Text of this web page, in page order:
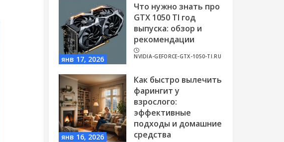
янв 17, 2026
Что нужно знать про
GTX 1050 TI год
выпуска: обзор и
рекомендации
NVIDIA-GEFORCE-GTX-1050-TI.RU
янв 16, 2026
Как быстро вылечить
фарингит у
взрослого:
эффективные
подходы и домашние
средства